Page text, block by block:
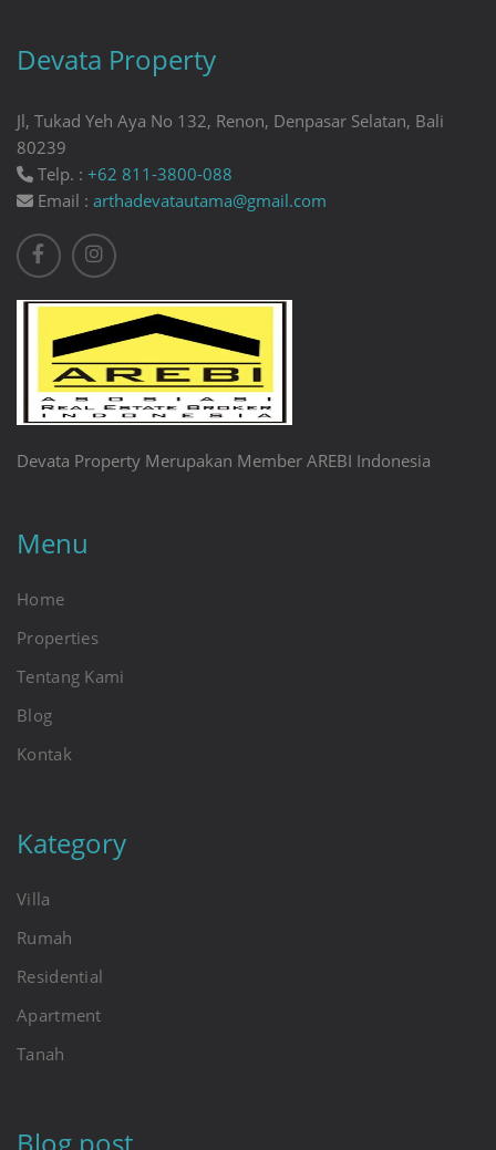
Devata Property
Jl, Tukad Yeh Aya No 132, Renon, Denpasar Selatan, Bali
80239
Telp. : +62 811-3800-088
Email : arthadevatautama@gmail.com
Devata Property Merupakan Member AREBI Indonesia
Menu
Home
Properties
Tentang Kami
Blog
Kontak
Kategory
Villa
Rumah
Residential
Apartment
Tanah
Blog post